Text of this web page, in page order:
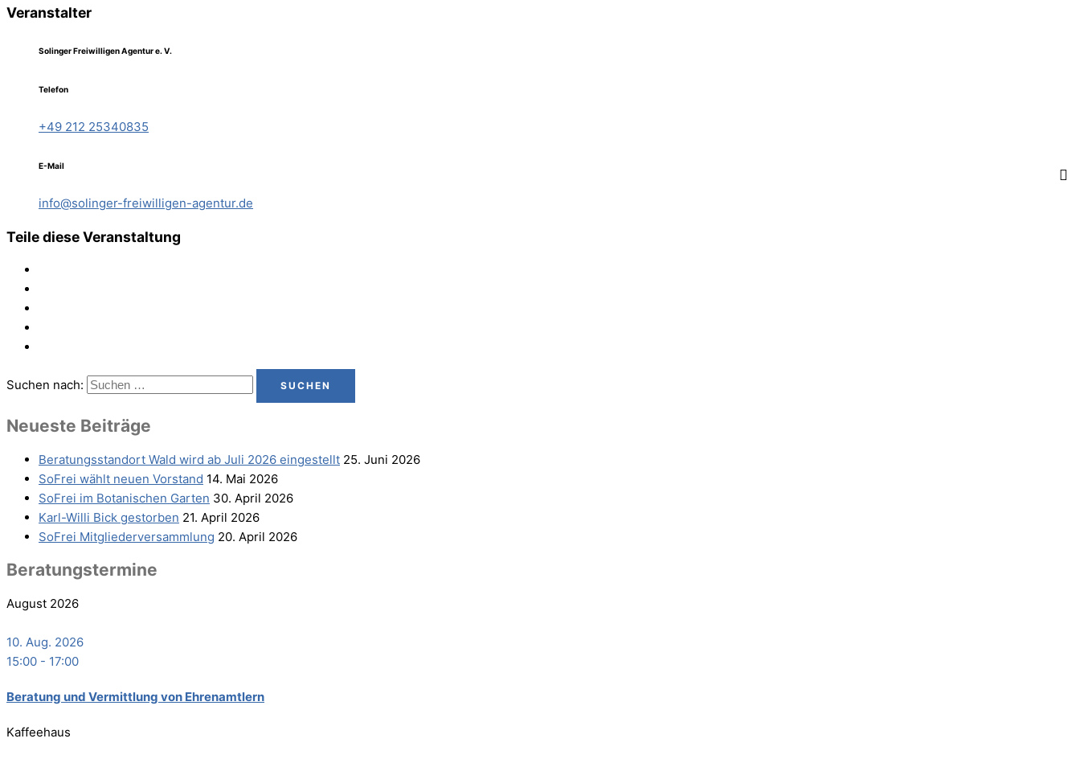
Veranstalter
Solinger Freiwilligen Agentur e. V.
Telefon
+49 212 25340835
E-Mail
info@solinger-freiwilligen-agentur.de
Teile diese Veranstaltung
Suchen nach:
Neu­es­te Beiträge
Bera­tungs­stand­ort Wald wird ab Juli 2026 eingestellt 25. Juni 2026
SoFrei wählt neu­en Vorstand 14. Mai 2026
SoFrei im Bota­ni­schen Garten 30. April 2026
Karl-Wil­li Bick gestorben 21. April 2026
SoFrei Mit­glie­der­ver­samm­lung 20. April 2026
Bera­tungs­ter­mi­ne
August 2026
10. Aug. 2026
15:00 - 17:00
Bera­tung und Ver­mitt­lung von Ehrenamtlern
Kaffeehaus